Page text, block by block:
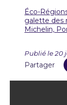
Éco-
galette des
Michelin,
Publié le 20
Partager